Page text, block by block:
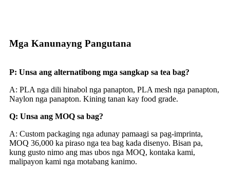
Mga Kanunayng Pangutana
P: Unsa ang alternatibong mga sangkap sa tea bag?
A: PLA nga dili hinabol nga panapton, PLA mesh nga panapton,
Naylon nga panapton. Kining tanan kay food grade.
Q: Unsa ang MOQ sa bag?
A: Custom packaging nga adunay pamaagi sa pag-imprinta,
MOQ 36,000 ka piraso nga tea bag kada disenyo. Bisan pa,
kung gusto nimo ang mas ubos nga MOQ, kontaka kami,
malipayon kami nga motabang kanimo.